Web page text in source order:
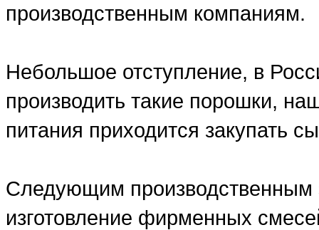
производственным компаниям.
Небольшое отступление, в
производить такие порошки,
питания приходится закупать
Следующим производственным
изготовление фирменных